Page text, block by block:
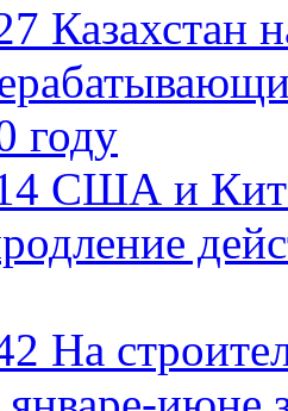
Казахстан
году
США и
На